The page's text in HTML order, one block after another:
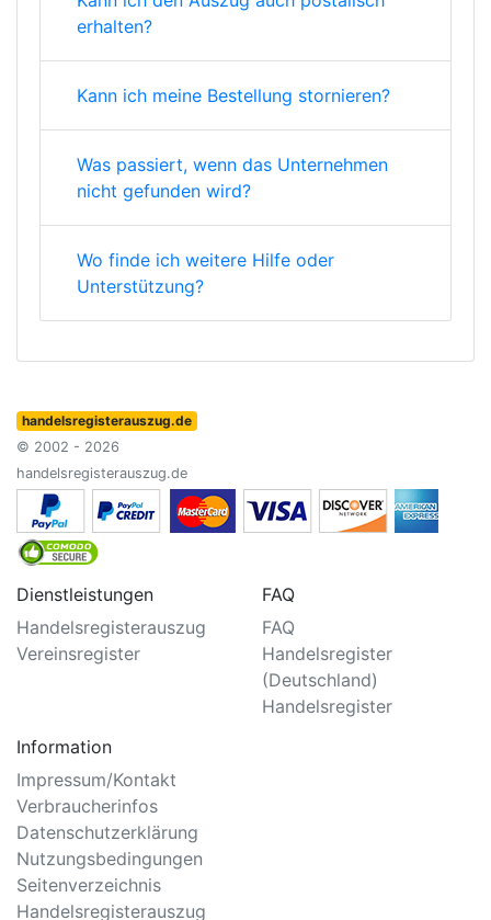
erhalten?
Kann ich meine Bestellung stornieren?
Was passiert, wenn das Unternehmen
nicht gefunden wird?
Wo finde ich weitere Hilfe oder
Unterstützung?
handelsregisterauszug.de
© 2002 - 2026
handelsregisterauszug.de
Dienstleistungen
Handelsregisterauszug
Vereinsregister
FAQ
FAQ
Handelsregister
(Deutschland)
Handelsregister
Information
Impressum/Kontakt
Verbraucherinfos
Datenschutzerklärung
Nutzungsbedingungen
Seitenverzeichnis
Handelsregisterauszug